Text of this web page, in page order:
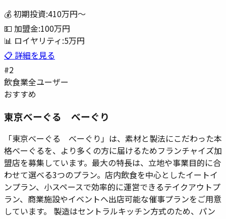
💰 初期投資:410万円〜
💵 加盟金:100万円
📊 ロイヤリティ:5万円
📋 詳細を見る
#2
飲食業全ユーザー
おすすめ
東京べーぐる べーぐり
「東京べーぐる べーぐり」は、素材と製法にこだわった本
格べーぐるを、より多くの方に届けるためフランチャイズ加
盟店を募集しています。最大の特長は、立地や事業目的に合
わせて選べる3つのプラン。店内飲食を中心としたイートイ
ンプラン、小スペースで効率的に運営できるテイクアウトプ
ラン、商業施設やイベントへ出店可能な催事プランをご用意
しています。 製造はセントラルキッチン方式のため、パン